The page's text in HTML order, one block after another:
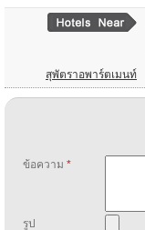
สุพัตราอพาร์ตเมนท์
ข้อความ *
รูป